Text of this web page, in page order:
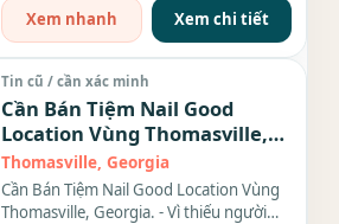
Xem nhanh
Xem chi tiết
Tin cũ / cần xác minh
Cần Bán Tiệm Nail Good
Location Vùng Thomasville,
Georgia.
Thomasville, Georgia
Cần Bán Tiệm Nail Good Location Vùng
Thomasville, Georgia. - Vì thiếu người